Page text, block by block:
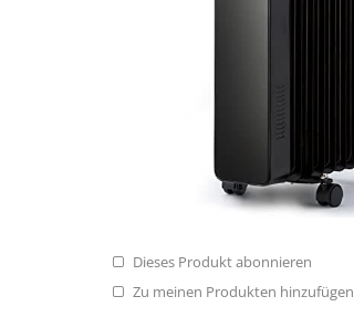
Dieses Produkt abonnieren
Zu meinen Produkten hinzufügen